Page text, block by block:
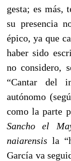
gesta; es más,
su presencia
épico, ya que
haber sido
no considero,
“Cantar del
autónomo
como la parte
Sancho el
naiarensis la
García va